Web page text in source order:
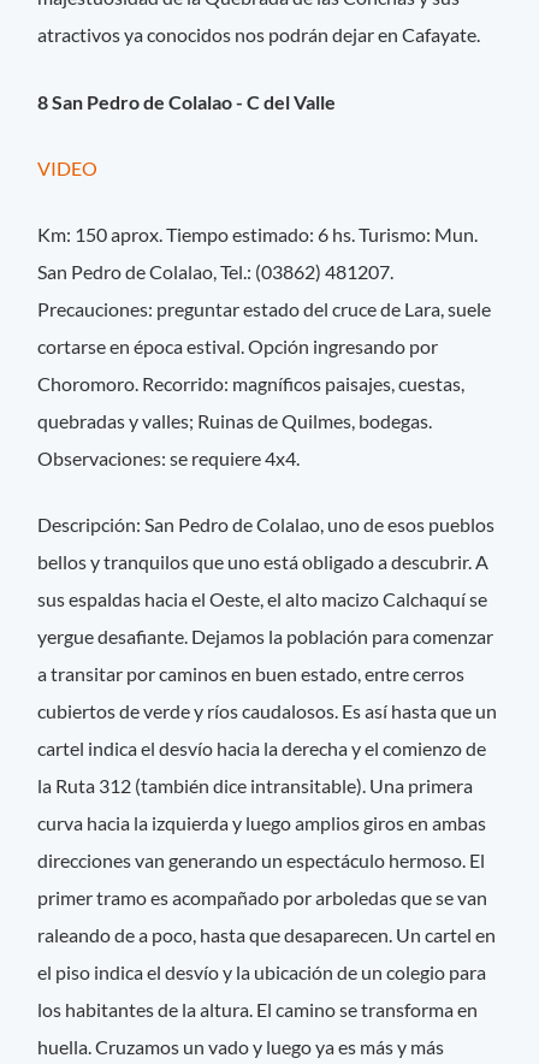
atractivos ya conocidos nos podrán dejar en Cafayate.
8 San Pedro de Colalao - C del Valle
VIDEO
Km: 150 aprox. Tiempo estimado: 6 hs. Turismo: Mun.
San Pedro de Colalao, Tel.: (03862) 481207.
Precauciones: preguntar estado del cruce de Lara, suele
cortarse en época estival. Opción ingresando por
Choromoro. Recorrido: magníficos paisajes, cuestas,
quebradas y valles; Ruinas de Quilmes, bodegas.
Observaciones: se requiere 4x4.
Descripción: San Pedro de Colalao, uno de esos pueblos
bellos y tranquilos que uno está obligado a descubrir. A
sus espaldas hacia el Oeste, el alto macizo Calchaquí se
yergue desafiante. Dejamos la población para comenzar
a transitar por caminos en buen estado, entre cerros
cubiertos de verde y ríos caudalosos. Es así hasta que un
cartel indica el desvío hacia la derecha y el comienzo de
la Ruta 312 (también dice intransitable). Una primera
curva hacia la izquierda y luego amplios giros en ambas
direcciones van generando un espectáculo hermoso. El
primer tramo es acompañado por arboledas que se van
raleando de a poco, hasta que desaparecen. Un cartel en
el piso indica el desvío y la ubicación de un colegio para
los habitantes de la altura. El camino se transforma en
huella. Cruzamos un vado y luego ya es más y más